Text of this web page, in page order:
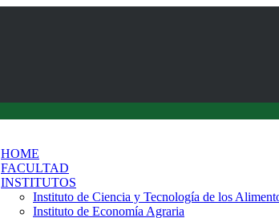
HOME
FACULTAD
INSTITUTOS
Instituto de Ciencia y Tecnología de los
Instituto de Economía Agraria